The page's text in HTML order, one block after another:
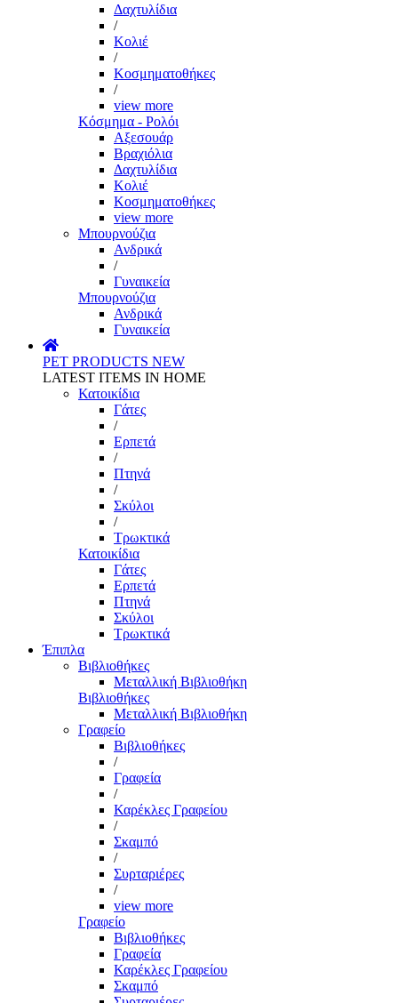
Δαχτυλίδια
/
Κολιέ
/
Κοσμηματοθήκες
/
view more
Κόσμημα - Ρολόι
Αξεσουάρ
Βραχιόλια
Δαχτυλίδια
Κολιέ
Κοσμηματοθήκες
view more
Μπουρνούζια
Ανδρικά
/
Γυναικεία
Μπουρνούζια
Ανδρικά
Γυναικεία
PET PRODUCTS NEW
LATEST ITEMS IN HOME
Κατοικίδια
Γάτες
/
Ερπετά
/
Πτηνά
/
Σκύλοι
/
Τρωκτικά
Κατοικίδια
Γάτες
Ερπετά
Πτηνά
Σκύλοι
Τρωκτικά
Έπιπλα
Βιβλιοθήκες
Μεταλλική Βιβλιοθήκη
Βιβλιοθήκες
Μεταλλική Βιβλιοθήκη
Γραφείο
Βιβλιοθήκες
/
Γραφεία
/
Καρέκλες Γραφείου
/
Σκαμπό
/
Συρταριέρες
/
view more
Γραφείο
Βιβλιοθήκες
Γραφεία
Καρέκλες Γραφείου
Σκαμπό